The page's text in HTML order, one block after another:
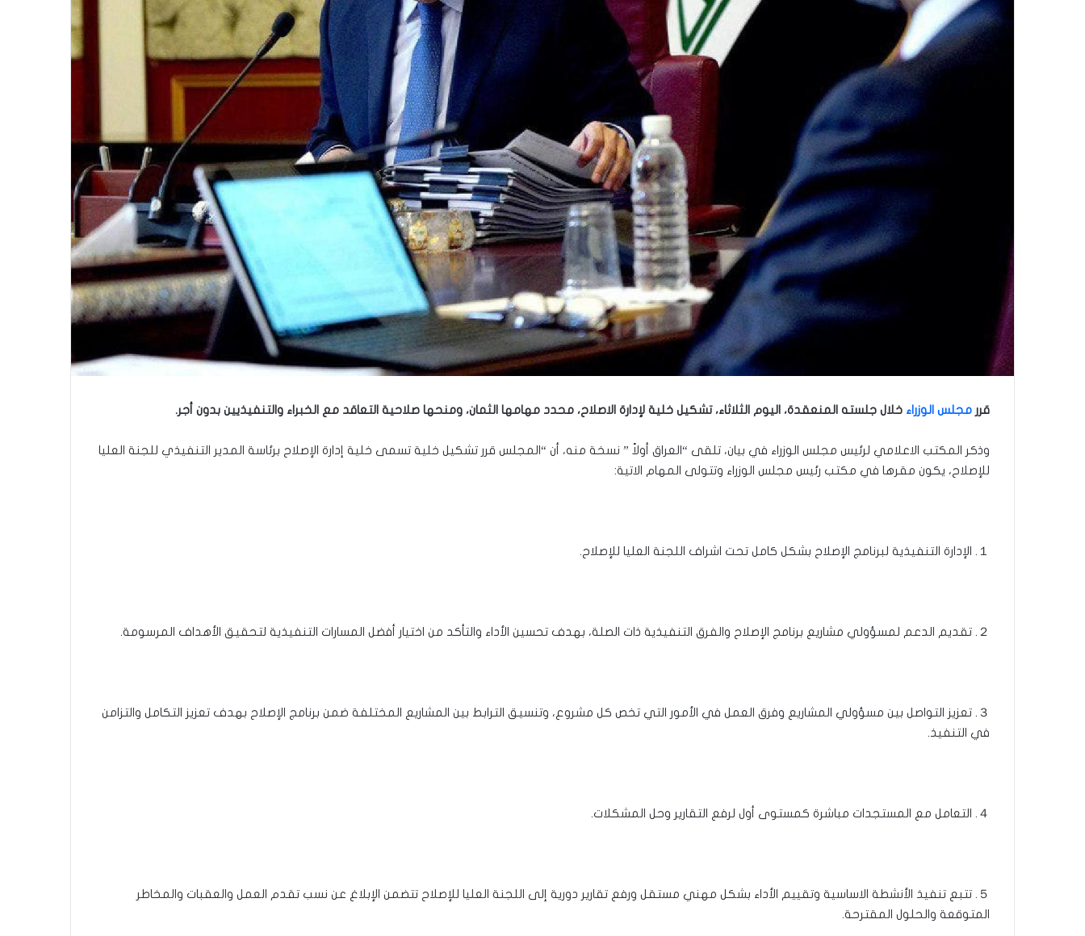
قرر مجلس الوزراء خلال جلسته المنعقدة، اليوم الثلاثاء، تشكيل خلية لإدارة الاصلاح، محدد مهامها الثمان، ومنحها صلاحية التعاقد مع الخبراء والتنفيذيين بدون أجر.
وذكر المكتب الاعلامي لرئيس مجلس الوزراء في بيان، تلقى “العراق أولاً ” نسخة منه، أن “المجلس قرر تشكيل خلية تسمى خلية إدارة الإصلاح برئاسة المدير التنفيذي للجنة العليا
للإصلاح، يكون مقرها في مكتب رئيس مجلس الوزراء وتتولى المهام الاتية:
１. الإدارة التنفيذية لبرنامج الإصلاح بشكل كامل تحت اشراف اللجنة العليا للإصلاح.
２. ‌تقديم الدعم لمسؤولي مشاريع برنامج الإصلاح والفرق التنفيذية ذات الصلة، بهدف تحسين الأداء والتأكد من اختيار أفضل المسارات التنفيذية لتحقيق الأهداف المرسومة.
３. ‌تعزيز التواصل بين مسؤولي المشاريع وفرق العمل في الأمور التي تخص كل مشروع، وتنسيق الترابط بين المشاريع المختلفة ضمن برنامج الإصلاح بهدف تعزيز التكامل والتزامن
في التنفيذ.
４. التعامل مع المستجدات مباشرة كمستوى أول لرفع التقارير وحل المشكلات.
５. تتبع تنفيذ الأنشطة الاساسية وتقييم الأداء بشكل مهني مستقل ورفع تقارير دورية إلى اللجنة العليا للإصلاح تتضمن الإبلاغ عن نسب تقدم العمل والعقبات والمخاطر
المتوقعة والحلول المقترحة.